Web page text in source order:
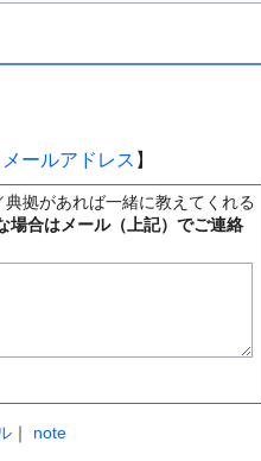
メールアドレス 】
拠があれば一緒に教えてくれる
場合はメール（上記）でご連絡
｜ note